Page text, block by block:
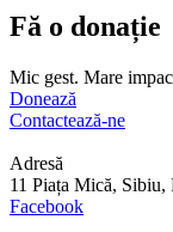
Fă o donație
Mic gest. Mare
Donează
Contactează-ne
Adresă
11 Piața Mică, Sibiu,
Facebook